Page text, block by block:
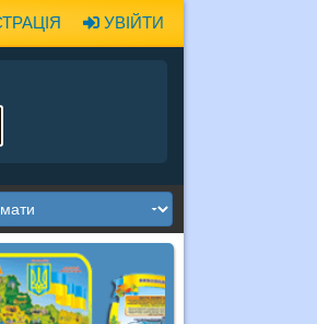
УВІЙТИ